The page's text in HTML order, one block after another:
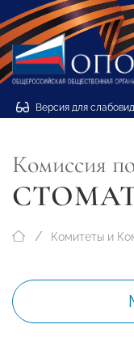
Версия для
Комиссия
Комитеты и